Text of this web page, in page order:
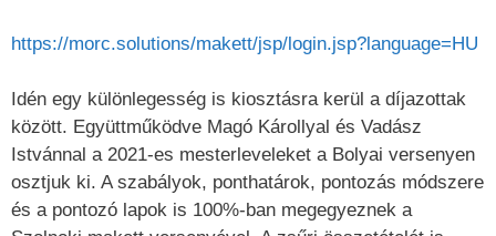
https://morc.solutions/makett/jsp/login.jsp?language=HU
Idén egy különlegesség is kiosztásra kerül a díjazottak
között. Együttműködve Magó Károllyal és Vadász
Istvánnal a 2021-es mesterleveleket a Bolyai versenyen
osztjuk ki. A szabályok, ponthatárok, pontozás módszere
és a pontozó lapok is 100%-ban megegyeznek a